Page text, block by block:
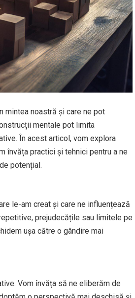
mintea noastră și care ne pot
mentale pot limita
În acest articol, vom explora
învăța practici și tehnici pentru a ne
potențial.
le-am creat și care ne influențează
prejudecățile sau limitele pe
ușa către o gândire mai
Vom învăța să ne eliberăm de